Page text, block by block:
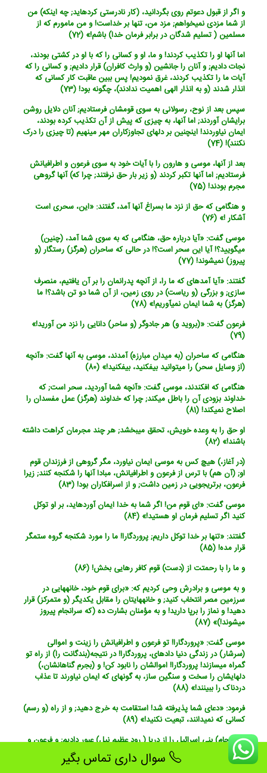
و اگر از قبول دعوتم روی بگردانید، (کار نادرستی کرده‏اید; چه اینکه) من
از شما مزدی نمی‏خواهم; مزد من، تنها بر خداست! و من مامورم که از
مسلمین ( تسلیم شدگان در برابر فرمان خدا) باشم!» (72)
اما آنها او را تکذیب کردند! و ما، او و کسانی را که با او در کشتی بودند،
نجات دادیم; و آنان را جانشین (و وارث کافران) قرار دادیم; و کسانی را که
آیات ما را تکذیب کردند، غرق نمودیم! پس ببین عاقبت کار کسانی که
انذار شدند (و به انذار الهی اهمیت ندادند)، چگونه بود! (73)
سپس بعد از نوح، رسولانی به سوی قومشان فرستادیم; آنان دلایل روشن
برایشان آوردند; اما آنها، به چیزی که پیش از آن تکذیب کرده بودند،
ایمان نیاوردند! اینچنین بر دلهای تجاوزکاران مهر می‏نهیم (تا چیزی را درک
نکنند)! (74)
بعد از آنها، موسی و هارون را با آیات خود به سوی فرعون و اطرافیانش
فرستادیم; اما آنها تکبر کردند (و زیر بار حق نرفتند; چرا که) آنها گروهی
مجرم بودند! (75)
و هنگامی که حق از نزد ما بسراغ آنها آمد، گفتند: «این، سحری است
آشکار !» (76)
موسی گفت: «آیا درباره حق، هنگامی که به سوی شما آمد، (چنین)
می‏گویید؟! آیا این سحر است؟! در حالی که ساحران (هرگز) رستگار (و
پیروز) نمی‏شوند! (77)
گفتند: «آیا آمده‏ای که ما را، از آنچه پدرانمان را بر آن یافتیم، منصرف
سازی; و بزرگی (و ریاست) در روی زمین، از آن شما دو تن باشد؟! ما
(هرگز) به شما ایمان نمی‏آوریم!» (78)
فرعون گفت: «(بروید و) هر جادوگر (و ساحر) دانایی را نزد من آورید!»
(79)
هنگامی که ساحران (به میدان مبارزه) آمدند، موسی به آنها گفت: «آنچه
(از وسایل سحر) را می‏توانید بیفکنید، بیفکنید!» (80)
هنگامی که افکندند، موسی گفت: «آنچه شما آوردید، سحر است; که
خداوند بزودی آن را باطل می‏کند; چرا که خداوند (هرگز) عمل مفسدان را
اصلاح نمی‏کند! (81)
او حق را به وعده خویش، تحقق می‏بخشد; هر چند مجرمان کراهت داشته
باشند!» (82)
(در آغاز،) هیچ کس به موسی ایمان نیاورد، مگر گروهی از فرزندان قوم
او; (آن هم) با ترس از فرعون و اطرافیانش، مبادا آنها را شکنجه کنند; زیرا
فرعون، برتری‏جویی در زمین داشت; و از اسرافکاران بود! (83)
موسی گفت: «ای قوم من! اگر شما به خدا ایمان آورده‏اید، بر او توکل
کنید اگر تسلیم فرمان او هستید!» (84)
گفتند: «تنها بر خدا توکل داریم; پروردگارا! ما را مورد شکنجه گروه ستمگر
قرار مده! (85)
و ما را با رحمتت از (دست) قوم کافر رهایی بخش! (86)
و به موسی و برادرش وحی کردیم که: «برای قوم خود، خانه‏هایی در
سرزمین مصر انتخاب کنید; و خانه‏هایتان را مقابل یکدیگر (و متمرکز) قرار
دهید! و نماز را برپا دارید! و به مؤمنان بشارت ده (که سرانجام پیروز
می‏شوند!)» (87)
موسی گفت: «پروردگارا! تو فرعون و اطرافیانش را زینت و اموالی
(سرشار) در زندگی دنیا داده‏ای، پروردگارا! در نتیجه(بندگانت را) از راه تو
گمراه می‏سازند! پروردگارا! اموالشان را نابود کن! و (بجرم گناهانشان،)
دلهایشان را سخت و سنگین ساز، به گونه‏ای که ایمان نیاورند تا عذاب
دردناک را ببینند!» (88)
فرمود: «دعای شما پذیرفته شد! استقامت به خرج دهید; و از راه (و رسم)
کسانی که نمی‏دانند، تبعیت نکنید!» (89)
(سرانجام) بنی اسرائیل را از دریا ( رود عظیم نیل) عبور دادیم; و فرعون و
لشکرش از سر ظلم و تجاوز، به دنبال آنها رفتند; هنگامی که غرقاب دامن
او را گرفت، گفت: «ایمان آوردم که هیچ معبودی، جز کسی که بنی
سوال داری تماس بگیر